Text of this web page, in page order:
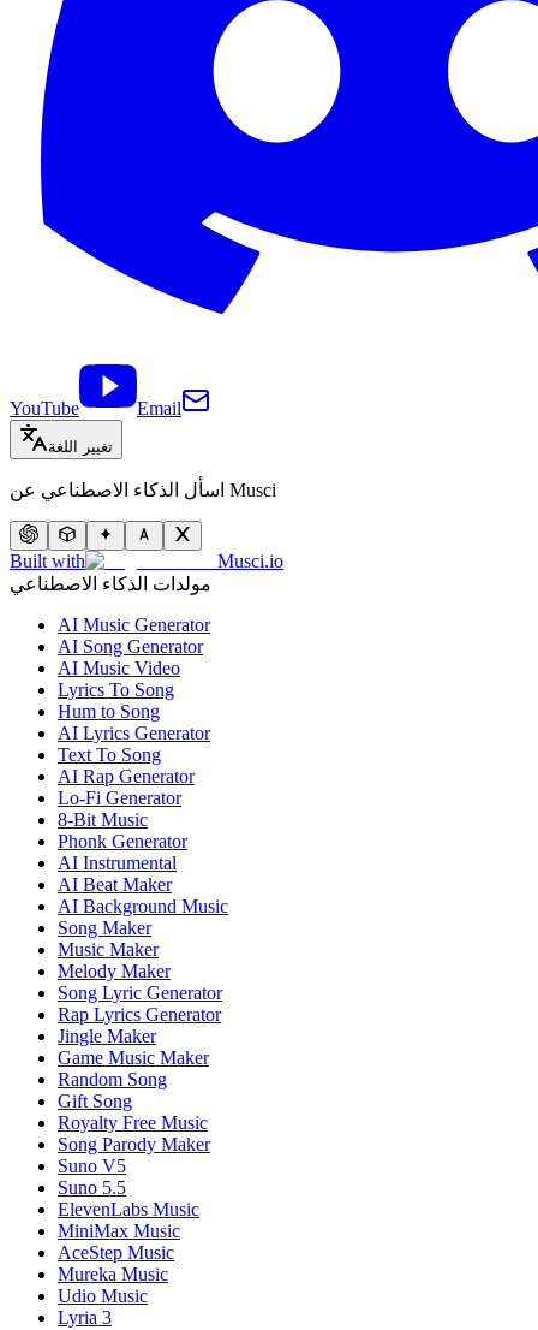
YouTube Email
تغيير اللغة
اسأل الذكاء الاصطناعي عن Musci
Built with
Musci.io
مولدات الذكاء الاصطناعي
AI Music Generator
AI Song Generator
AI Music Video
Lyrics To Song
Hum to Song
AI Lyrics Generator
Text To Song
AI Rap Generator
Lo-Fi Generator
8-Bit Music
Phonk Generator
AI Instrumental
AI Beat Maker
AI Background Music
Song Maker
Music Maker
Melody Maker
Song Lyric Generator
Rap Lyrics Generator
Jingle Maker
Game Music Maker
Random Song
Gift Song
Royalty Free Music
Song Parody Maker
Suno V5
Suno 5.5
ElevenLabs Music
MiniMax Music
AceStep Music
Mureka Music
Udio Music
Lyria 3